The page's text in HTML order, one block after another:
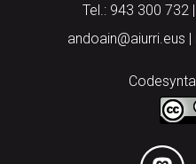
Tel.: 943 300 732
andoain@aiurri.eus